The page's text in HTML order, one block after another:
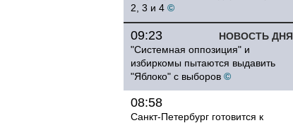
2, 3 и 4 ©
НОВОСТЬ ДНЯ
09:23
"Системная оппозиция" и
избиркомы пытаются выдавить
"Яблоко" с выборов ©
08:58
Санкт-Петербург готовится к